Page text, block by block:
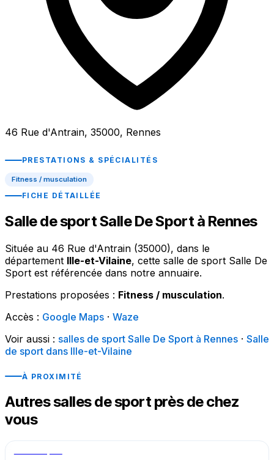
46 Rue d'Antrain, 35000, Rennes
PRESTATIONS & SPÉCIALITÉS
Fitness / musculation
FICHE DÉTAILLÉE
Salle de sport Salle De Sport à Rennes
Située au 46 Rue d'Antrain (35000), dans le
département Ille-et-Vilaine, cette salle de sport Salle De
Sport est référencée dans notre annuaire.
Prestations proposées : Fitness / musculation.
Accès : Google Maps · Waze
Voir aussi : salles de sport Salle De Sport à Rennes · Salle
de sport dans Ille-et-Vilaine
À PROXIMITÉ
Autres salles de sport près de chez
vous